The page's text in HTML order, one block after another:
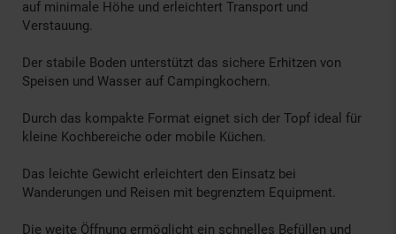
auf minimale Höhe und erleichtert Transport und
Verstauung.
Der stabile Boden unterstützt das sichere Erhitzen von
Speisen und Wasser auf Campingkochern.
Durch das kompakte Format eignet sich der Topf ideal für
kleine Kochbereiche oder mobile Küchen.
Das leichte Gewicht erleichtert den Einsatz bei
Wanderungen und Reisen mit begrenztem Equipment.
Die weite Öffnung ermöglicht ein schnelles Befüllen und